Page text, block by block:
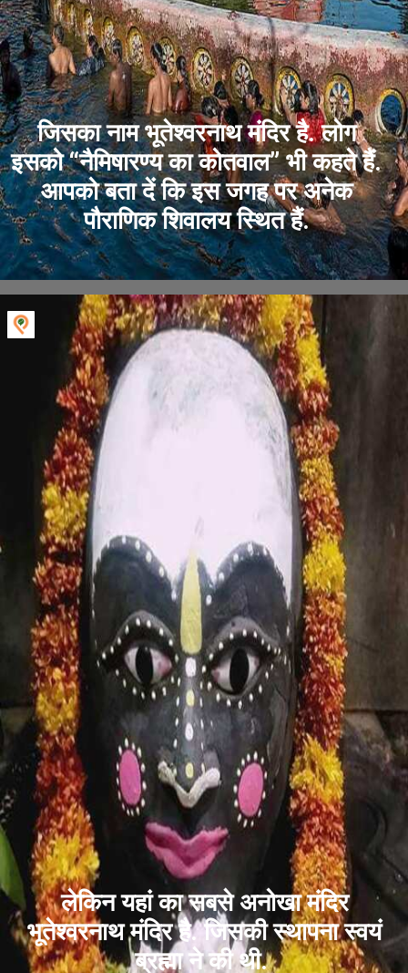
जिसका नाम भूतेश्वरनाथ मंदिर है. लोग
इसको “नैमिषारण्य का कोतवाल” भी कहते हैं.
आपको बता दें कि इस जगह पर अनेक
पौराणिक शिवालय स्थित हैं.
लेकिन यहां का सबसे अनोखा मंदिर
भूतेश्वरनाथ मंदिर है. जिसकी स्थापना स्वयं
ब्रह्मा ने की थी.